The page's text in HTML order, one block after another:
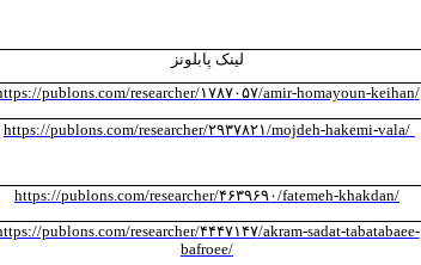
لینک پابلونز
publons.com/researcher/۱۷۸۷۰۵۷/amir-homayoun-keihan/
https://publons.com/researcher/۲۹۳۷۸۲۱/mojdeh-hakemi-vala/
https://publons.com/researcher/۴۶۳۹۶۹۰/fatemeh-khakdan/
publons.com/researcher/۴۴۴۷۱۴۷/akram-sadat-tabatabaee-
bafroee/